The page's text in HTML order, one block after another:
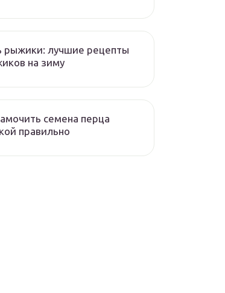
рыжики: лучшие рецепты
на зиму
семена перца
правильно